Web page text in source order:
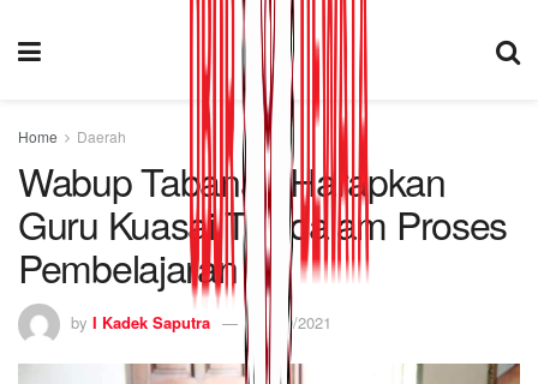
Home Daerah
Wabup Tabanan Harapkan
Guru Kuasai TIK dalam Proses
Pembelajaran
by I Kadek Saputra 15/10/2021